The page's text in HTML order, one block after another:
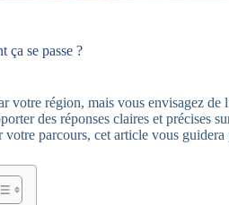
ça se passe ?
votre région, mais vous envisagez
des réponses claires et
parcours, cet article vous guidera